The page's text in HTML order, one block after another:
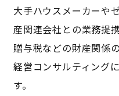
大手ハウスメーカーや
産関連会社との業務提
贈与税などの財産関係
経営コンサルティング
す。